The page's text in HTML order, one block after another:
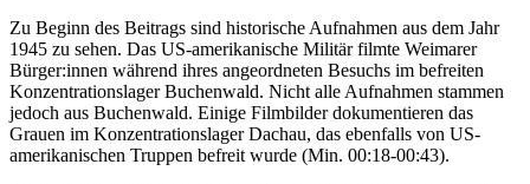
Zu Beginn des Beitrags sind historische Aufnahmen aus dem Jahr
1945 zu sehen. Das US-amerikanische Militär filmte Weimarer
Bürger:innen während ihres angeordneten Besuchs im befreiten
Konzentrationslager Buchenwald. Nicht alle Aufnahmen stammen
jedoch aus Buchenwald. Einige Filmbilder dokumentieren das
Grauen im Konzentrationslager Dachau, das ebenfalls von US-
amerikanischen Truppen befreit wurde (Min. 00:18-00:43).